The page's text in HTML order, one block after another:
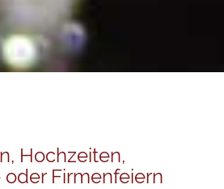
Hochzeiten,
Firmenfeiern